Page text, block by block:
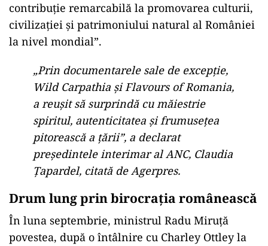
contribuție remarcabilă la promovarea culturii,
civilizației și patrimoniului natural al României
la nivel mondial”.
„Prin documentarele sale de excepție,
Wild Carpathia și Flavours of Romania,
a reușit să surprindă cu măiestrie
spiritul, autenticitatea și frumusețea
pitorească a țării”, a declarat
președintele interimar al ANC, Claudia
Țapardel, citată de Agerpres.
Drum lung prin birocrația românească
În luna septembrie, ministrul Radu Miruță
povestea, după o întâlnire cu Charley Ottley la